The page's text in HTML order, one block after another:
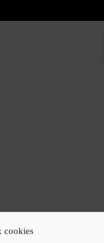
cookies